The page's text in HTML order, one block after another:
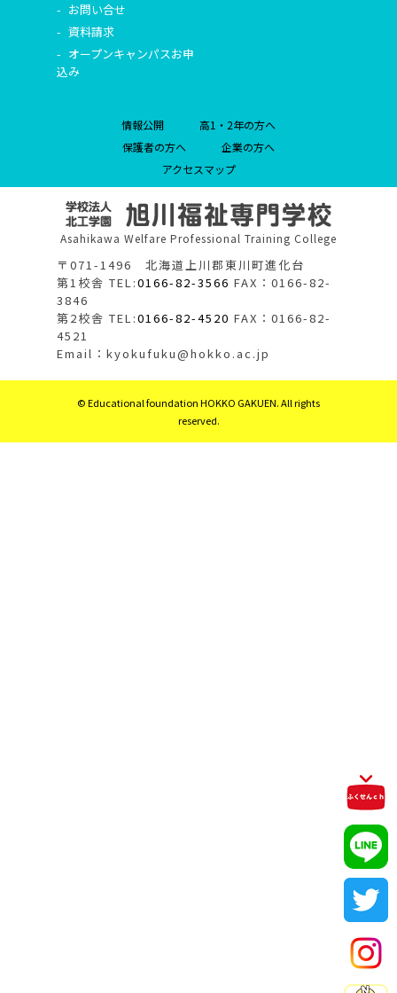
お問い合せ
資料請求
オープンキャンパスお申
込み
情報公開
高1・2年の方へ
保護者の方へ
企業の方へ
アクセスマップ
Asahikawa Welfare Professional Training College
〒071-1496 北海道上川郡東川町進化台
第1校舎 TEL:0166-82-3566 FAX：0166-82-
3846
第2校舎 TEL:0166-82-4520 FAX：0166-82-
4521
Email：kyokufuku@hokko.ac.jp
© Educational foundation HOKKO GAKUEN. All rights
reserved.